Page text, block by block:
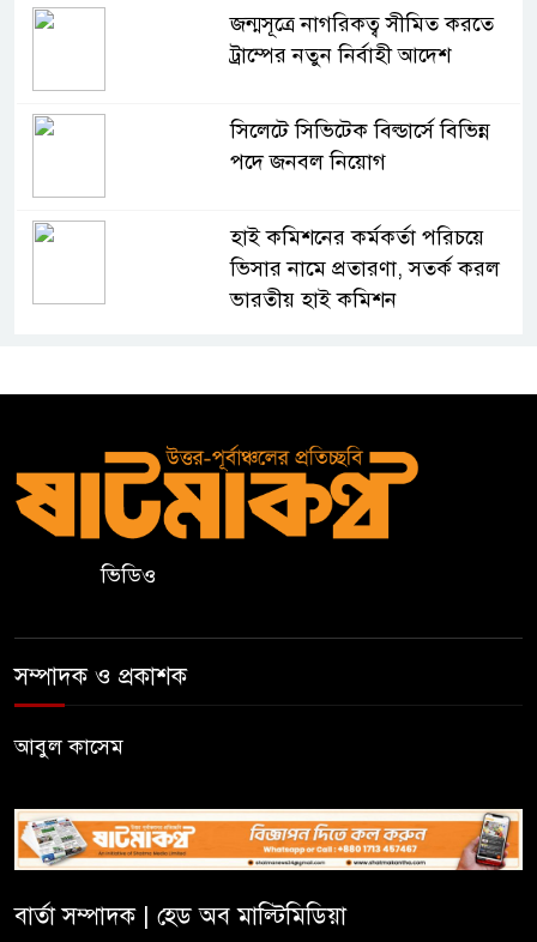
জন্মসূত্রে নাগরিকত্ব সীমিত করতে
ট্রাম্পের নতুন নির্বাহী আদেশ
সিলেটে সিভিটেক বিল্ডার্সে বিভিন্ন
পদে জনবল নিয়োগ
হাই কমিশনের কর্মকর্তা পরিচয়ে
ভিসার নামে প্রতারণা, সতর্ক করল
ভারতীয় হাই কমিশন
ফুল-ফান্ডেড স্কলারশিপ চালু করবে
সুরমা নদীর পাড়ে “ISylhet”
জুড়ীতে চা শ্রমিকদের এক দফা
১০ আগস্ট
সরকারি টিচার্স ট্রেনিং কলেজে
সাহিত্য ও সাংস্কৃতিক সপ্তাহের
ভিডিও
সম্পাদক ও প্রকাশক
আবুল কাসেম
বার্তা সম্পাদক | হেড অব মাল্টিমিডিয়া